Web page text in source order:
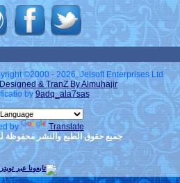
©2000 - 2026, Jelsoft Enterprises Ltd.
& TranZ By Almuhajir
by9adq_ala7sas
by
Translate
جميع حقوق الطبع والنشر محفوظة